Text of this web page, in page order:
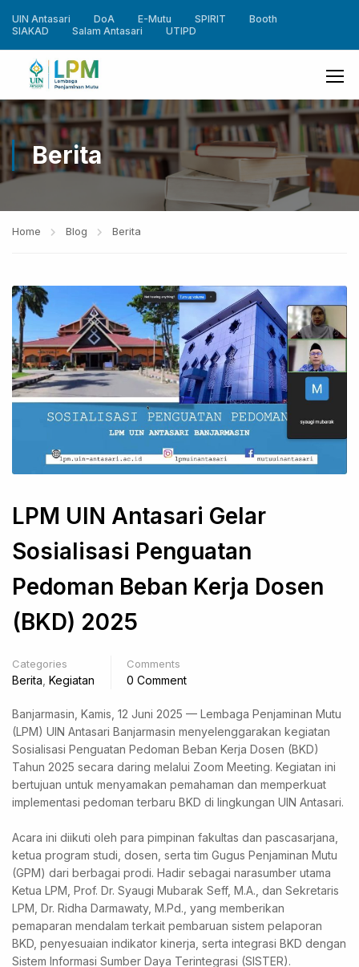
UIN Antasari DoA E-Mutu SPIRIT
Booth
SIAKAD
Salam Antasari UTIPD
Berita
Home Blog Berita
LPM UIN Antasari Gelar
Sosialisasi Penguatan
Pedoman Beban Kerja Dosen
(BKD) 2025
Categories
Berita Kegiatan
Comments
0 Comment
Banjarmasin, Kamis, 12 Juni 2025 — Lembaga Penjaminan Mutu
(LPM) UIN Antasari Banjarmasin menyelenggarakan kegiatan
Sosialisasi Penguatan Pedoman Beban Kerja Dosen (BKD)
Tahun 2025 secara daring melalui Zoom Meeting. Kegiatan ini
bertujuan untuk menyamakan pemahaman dan memperkuat
implementasi pedoman terbaru BKD di lingkungan UIN Antasari.
Acara ini diikuti oleh para pimpinan fakultas dan pascasarjana,
ketua program studi, dosen, serta tim Gugus Penjaminan Mutu
(GPM) dari berbagai prodi. Hadir sebagai narasumber utama
Ketua LPM, Prof. Dr. Syaugi Mubarak Seff, M.A., dan Sekretaris
LPM, Dr. Ridha Darmawaty, M.Pd., yang memberikan
pemaparan mendalam terkait pembaruan sistem pelaporan
BKD, penyesuaian indikator kinerja, serta integrasi BKD dengan
Sistem Informasi Sumber Daya Terintegrasi (SISTER).